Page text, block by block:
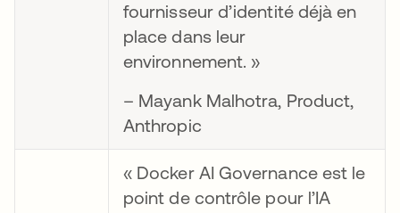
fournisseur d’identité déjà en
place dans leur
environnement. »
– Mayank Malhotra, Product,
Anthropic
« Docker AI Governance est le
point de contrôle pour l’IA